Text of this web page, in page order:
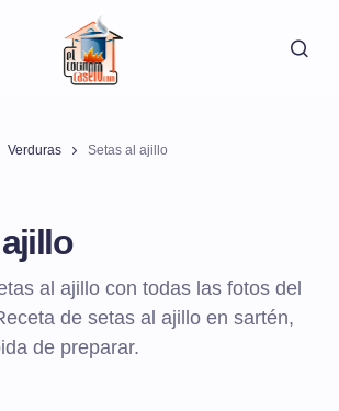
Verduras Setas al ajillo
al ajillo con todas las fotos del
de setas al ajillo en sartén,
de preparar.